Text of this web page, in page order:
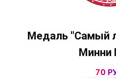
Медаль "Самый
Минни
70